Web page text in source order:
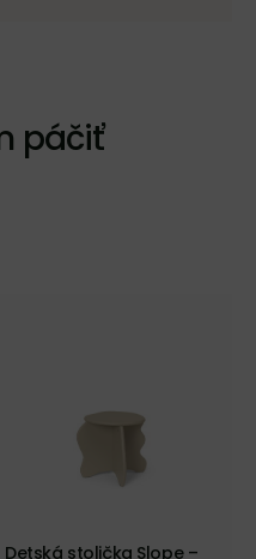
páčiť
Detská stolička Slope –